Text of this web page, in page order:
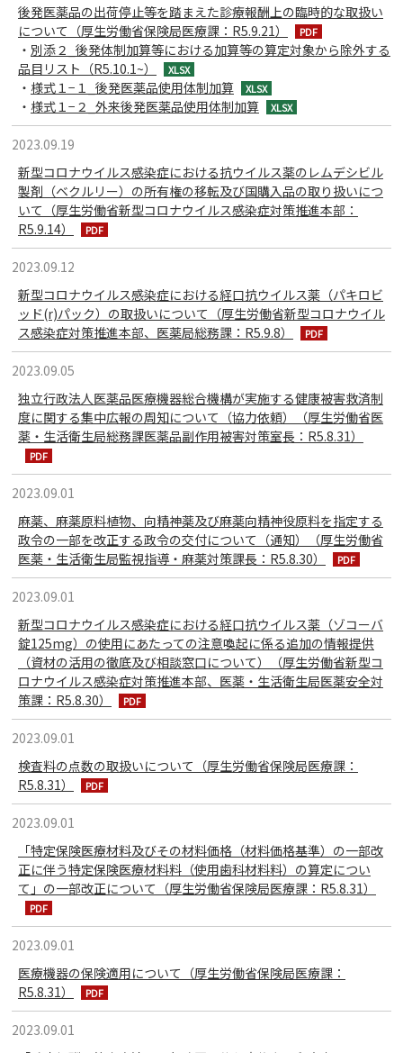
後発医薬品の出荷停止等を踏まえた診療報酬上の臨時的な取扱い
について（厚生労働省保険局医療課：R5.9.21）
・ 別添２_後発体制加算等における加算等の算定対象から除外する
品目リスト（R5.10.1~）
・ 様式１−１_後発医薬品使用体制加算
・ 様式１−２_外来後発医薬品使用体制加算
2023.09.19
新型コロナウイルス感染症における抗ウイルス薬のレムデシビル
製剤（ベクルリー）の所有権の移転及び国購入品の取り扱いにつ
いて（厚生労働省新型コロナウイルス感染症対策推進本部：
R5.9.14）
2023.09.12
新型コロナウイルス感染症における経口抗ウイルス薬（パキロビ
ッド(r)パック）の取扱いについて（厚生労働省新型コロナウイル
ス感染症対策推進本部、医薬局総務課：R5.9.8）
2023.09.05
独立行政法人医薬品医療機器総合機構が実施する健康被害救済制
度に関する集中広報の周知について（協力依頼）（厚生労働省医
薬・生活衛生局総務課医薬品副作用被害対策室長：R5.8.31）
2023.09.01
麻薬、麻薬原料植物、向精神薬及び麻薬向精神役原料を指定する
政令の一部を改正する政令の交付について（通知）（厚生労働省
医薬・生活衛生局監視指導・麻薬対策課長：R5.8.30）
2023.09.01
新型コロナウイルス感染症における経口抗ウイルス薬（ゾコーバ
錠125mg）の使用にあたっての注意喚起に係る追加の情報提供
（資材の活用の徹底及び相談窓口について）（厚生労働省新型コ
ロナウイルス感染症対策推進本部、医薬・生活衛生局医薬安全対
策課：R5.8.30）
2023.09.01
検査料の点数の取扱いについて（厚生労働省保険局医療課：
R5.8.31）
2023.09.01
「特定保険医療材料及びその材料価格（材料価格基準）の一部改
正に伴う特定保険医療材料料（使用歯科材料料）の算定につい
て」の一部改正について（厚生労働省保険局医療課：R5.8.31）
2023.09.01
医療機器の保険適用について（厚生労働省保険局医療課：
R5.8.31）
2023.09.01